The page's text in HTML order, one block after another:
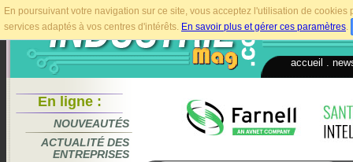
En poursuivant votre navigation sur ce site, vous acceptez l'utilisation de
services adaptés à vos centres d'intérêts. En savoir plus et gérer ces paramètres.
accueil
En ligne :
NOUVEAUTÉS
ACTUALITÉ DES
ENTREPRISES